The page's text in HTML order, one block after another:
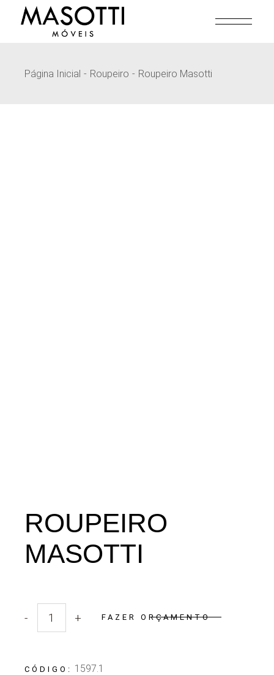
Página Inicial Roupeiro Roupeiro Masotti
ROUPEIRO
MASOTTI
Quantidade Roupeiro Masotti
- + FAZER ORÇAMENTO
CÓDIGO: 1597.1